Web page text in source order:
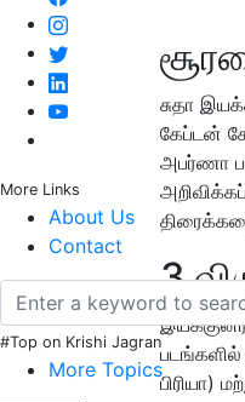
More Links
About Us
Contact
#Top on Krishi Jagran
More Topics
சுதா
கேப்டன்
அபர்ணா
3
படங்களில்
பிரியா)